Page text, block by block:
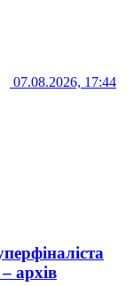
07.08.2026, 17:44
архів